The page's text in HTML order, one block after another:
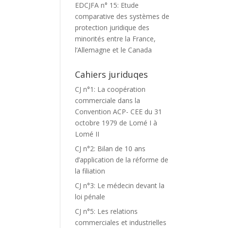
EDCJFA n° 15: Etude
comparative des systèmes de
protection juridique des
minorités entre la France,
l’Allemagne et le Canada
Cahiers juriduqes
CJ n°1: La coopération
commerciale dans la
Convention ACP- CEE du 31
octobre 1979 de Lomé I à
Lomé II
CJ n°2: Bilan de 10 ans
d’application de la réforme de
la filiation
CJ n°3: Le médecin devant la
loi pénale
CJ n°5: Les relations
commerciales et industrielles